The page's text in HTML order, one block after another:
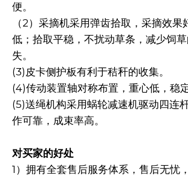
便。
（2）采摘机采用弹齿拾取，采摘效果
低；拾取平稳，不扰动草条，减少饲
失。
(3)皮卡侧护板有利于秸秆的收集。
(4)传动装置轴对称布置，重心低，稳定
(5)送绳机构采用蜗轮减速机驱动四连
作可靠，成束率高。
对买家的好处
1）拥有全套售后服务体系，售后无忧